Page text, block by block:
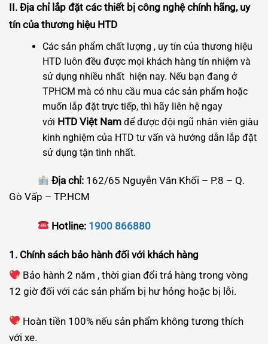
II. Địa chỉ lắp đặt các thiết bị công nghệ chính hãng, uy
tín của thương hiệu HTD
Các sản phẩm chất lượng , uy tín của thương hiệu
HTD luôn đều được mọi khách hàng tín nhiệm và
sử dụng nhiều nhất hiện nay. Nếu bạn đang ở
TPHCM mà có nhu cầu mua các sản phẩm hoặc
muốn lắp đặt trực tiếp, thì hãy liên hệ ngay
với HTD Việt Namđể được đội ngũ nhân viên giàu
kinh nghiệm của HTD tư vấn và hướng dẫn lắp đặt
sử dụng tận tình nhất.
Địa chỉ: 162/65 Nguyễn Văn Khối – P.8 – Q.
Gò Vấp – TP.HCM
Hotline: 1900 866880
1. Chính sách bảo hành đối với khách hàng
Bảo hành 2 năm , thời gian đổi trả hàng trong vòng
12 giờ đối với các sản phẩm bị hư hỏng hoặc bị lỗi.
Hoàn tiền 100% nếu sản phẩm không tương thích
với xe.